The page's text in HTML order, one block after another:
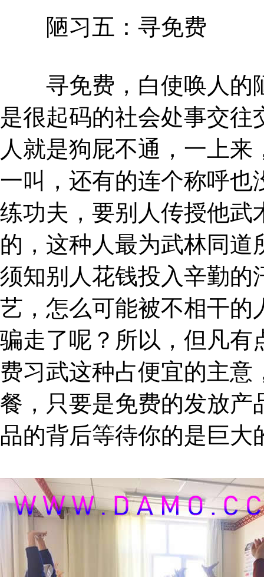
陋习五：寻免费
寻免费，白使唤人的
是很起码的社会处事交
人就是狗屁不通，一上
一叫，还有的连个称呼也
练功夫，要别人传授他武
的，这种人最为武林同
须知别人花钱投入辛勤的
艺，怎么可能被不相干的
骗走了呢？所以，但凡有
费习武这种占便宜的主
餐，只要是免费的发放产
品的背后等待你的是巨大